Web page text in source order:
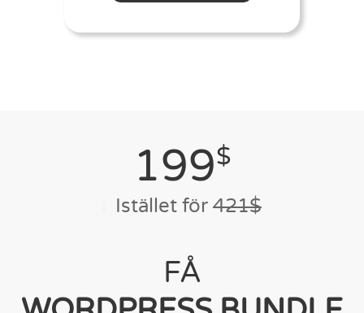
199$
Istället för 421$
FÅ